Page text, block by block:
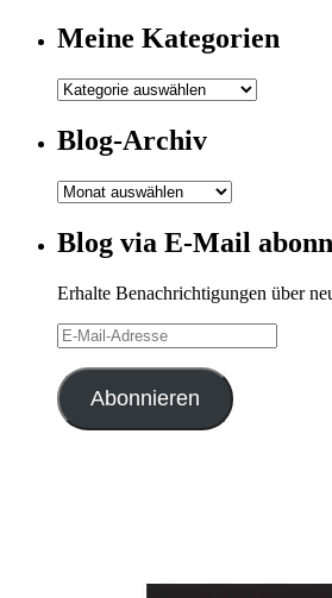
Meine Kategorien
Meine
Blog-Archiv
Blog-
Blog via E-Mail
Erhalte Benachrichtigungen über
E-
Mail-
Adresse
Abonnieren